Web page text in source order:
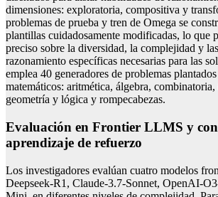
dimensiones: exploratoria, compositiva y
problemas de prueba y tren de Omega se
plantillas cuidadosamente modificadas, lo que
preciso sobre la diversidad, la complejidad y
razonamiento específicas necesarias para las
emplea 40 generadores de problemas
matemáticos: aritmética, álgebra,
geometría y lógica y rompecabezas.
Evaluación en Frontier LLMS y
aprendizaje de refuerzo
Los investigadores evalúan cuatro modelos
Deepseek-R1, Claude-3.7-Sonnet, OpenAI-